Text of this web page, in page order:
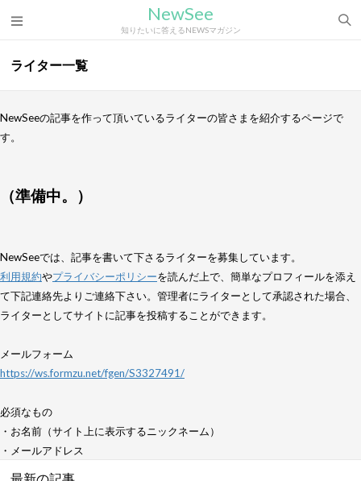
NewSee
知りたいに答えるNEWSマガジン
ライター一覧
NewSeeの記事を作って頂いているライターの皆さまを紹介するページで
す。
（準備中。）
NewSeeでは、記事を書いて下さるライターを募集しています。
利用規約やプライバシーポリシーを読んだ上で、簡単なプロフィールを添え
て下記連絡先よりご連絡下さい。管理者にライターとして承認された場合、
ライターとしてサイトに記事を投稿することができます。
メールフォーム
https://ws.formzu.net/fgen/S3327491/
必須なもの
・お名前（サイト上に表示するニックネーム）
・メールアドレス